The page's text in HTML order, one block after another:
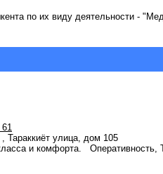
по их виду деятельности -
61
Тараккиёт улица, дом 105
и комфорта. Оперативность,